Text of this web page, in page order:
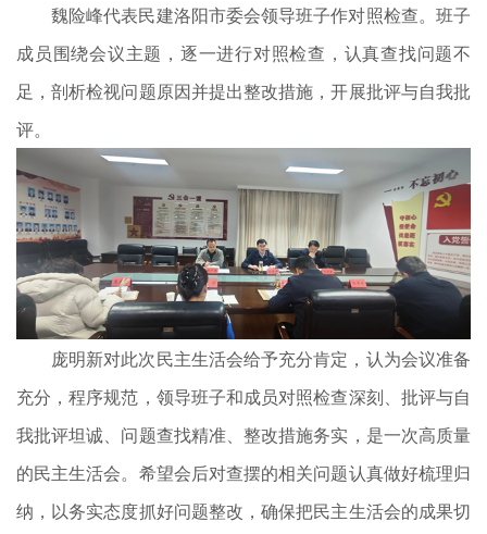
魏险峰代表民建洛阳市委会领导班子作对照检查。班子
成员围绕会议主题，逐一进行对照检查，认真查找问题不
足，剖析检视问题原因并提出整改措施，开展批评与自我批
评。
庞明新对此次民主生活会给予充分肯定，认为会议准备
充分，程序规范，领导班子和成员对照检查深刻、批评与自
我批评坦诚、问题查找精准、整改措施务实，是一次高质量
的民主生活会。希望会后对查摆的相关问题认真做好梳理归
纳，以务实态度抓好问题整改，确保把民主生活会的成果切